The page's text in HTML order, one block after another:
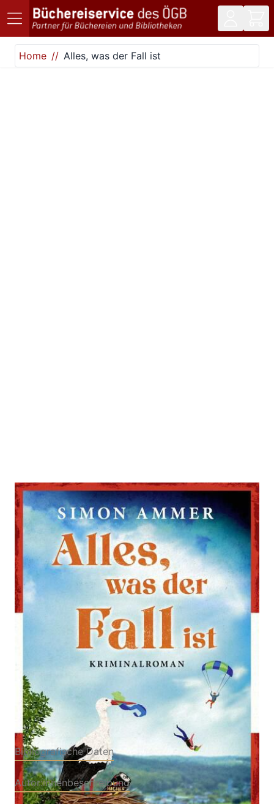
Direkt zum Inhalt
Home
Alles, was der Fall ist
Alles, was der Fall ist
Zur Wunschliste hinzufügen
Kriminalroman
Von Simon Ammer
Verlag: Droemer 04.05.2026
304 Seiten
Softcover
ISBN: 978-3-
42656520-9
Bibliografische Daten
Autor:innenbeschreibung